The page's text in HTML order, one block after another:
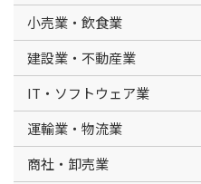
小売業・飲食業
建設業・不動産業
IT・ソフトウェア業
運輸業・物流業
商社・卸売業